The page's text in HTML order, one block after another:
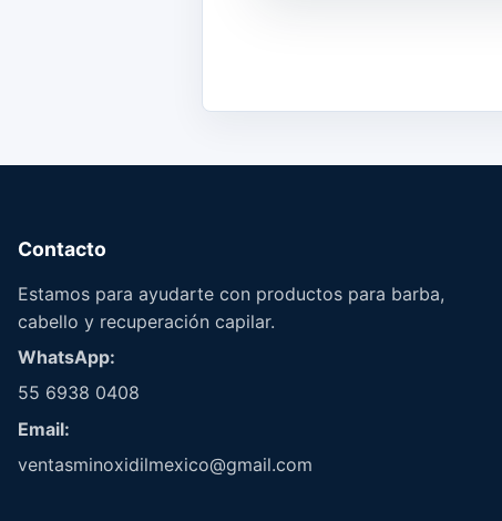
Contacto
Estamos para ayudarte con productos para barba,
cabello y recuperación capilar.
WhatsApp:
55 6938 0408
Email:
ventasminoxidilmexico@gmail.com